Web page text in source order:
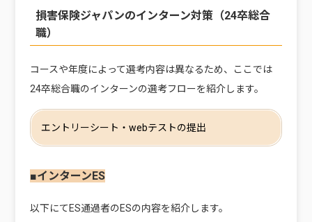
損害保険ジャパンのインターン対策（24卒総合
職）
コースや年度によって選考内容は異なるため、ここでは
24卒総合職のインターンの選考フローを紹介します。
エントリーシート・webテストの提出
■インターンES
以下にてES通過者のESの内容を紹介します。